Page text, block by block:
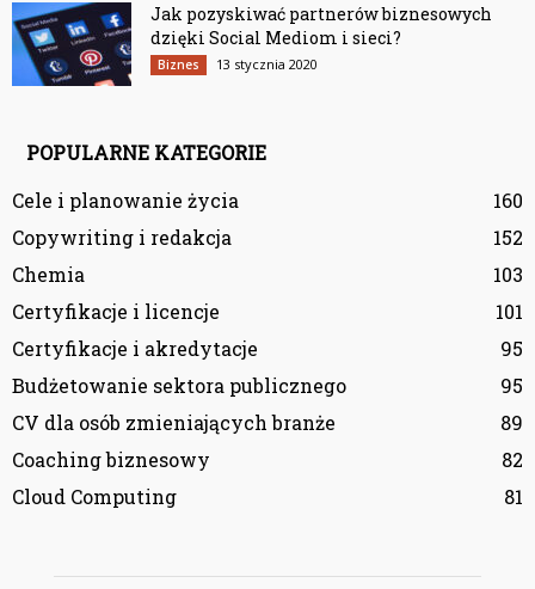
Jak pozyskiwać partnerów biznesowych
dzięki Social Mediom i sieci?
Biznes 13 stycznia 2020
POPULARNE KATEGORIE
Cele i planowanie życia
160
Copywriting i redakcja
152
Chemia
103
Certyfikacje i licencje
101
Certyfikacje i akredytacje
95
Budżetowanie sektora publicznego
95
CV dla osób zmieniających branże
89
Coaching biznesowy
82
Cloud Computing
81